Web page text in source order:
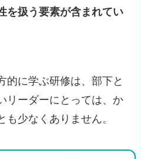
を扱う要素が含まれてい
的に学ぶ研修は、部下と
リーダーにとっては、か
も少なくありません。